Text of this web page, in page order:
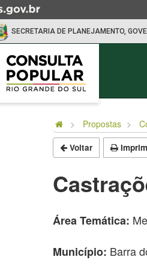
SECRETARIA DE PLANEJAMENTO,
Propostas
Voltar
Área Temática:
Município: Barra